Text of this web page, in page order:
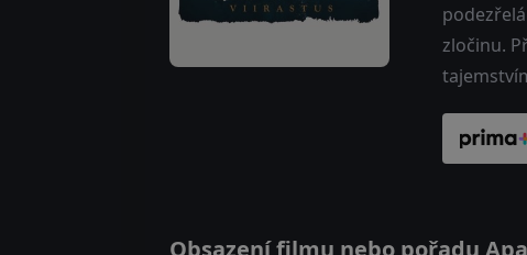
zločinu.
Obsazení filmu nebo pořadu